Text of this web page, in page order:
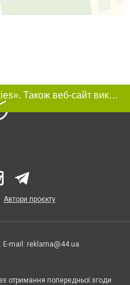
Цей сайт використовує «cookies». Також веб-сайт використовує інтернет-сервіс для збору технічних даних стосовно відвідувачів з метою отримання маркетингової та статистичної інформації. Умови обробки даних відвідувачів сайту див.
Автори проєкту
E-mail: reklama@44.ua
отримання попередньої згоди